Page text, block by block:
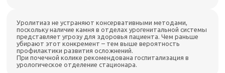
Уролитиаз не устраняют консервативными методами,
поскольку наличие камня в отделах урогенитальной системы
представляет угрозу для здоровья пациента. Чем раньше
убирают этот конкремент – тем выше вероятность
профилактики развития осложнений.
При почечной колике рекомендована госпитализация в
урологическое отделение стационара.